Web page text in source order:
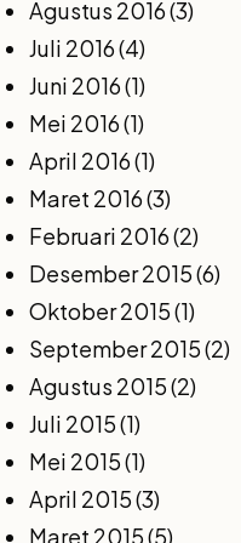
Agustus 2016(3)
Juli 2016(4)
Juni 2016(1)
Mei 2016(1)
April 2016(1)
Maret 2016(3)
Februari 2016(2)
Desember 2015(6)
Oktober 2015(1)
September 2015(2)
Agustus 2015(2)
Juli 2015(1)
Mei 2015(1)
April 2015(3)
Maret 2015(5)